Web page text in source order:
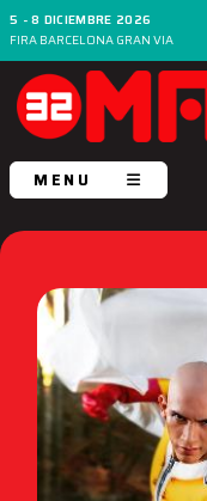
5 - 8 DICIEMBRE 2026
FIRA BARCELONA GRAN VIA
MENU